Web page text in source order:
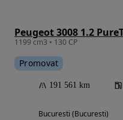
1199 cm3 • 130 CP
Promovat
191 561 km
Bucuresti (Bucuresti)